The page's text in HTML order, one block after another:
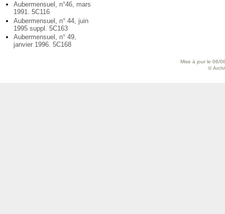
Aubermensuel, n°46, mars
1991. 5C116
Aubermensuel, n° 44, juin
1995 suppl. 5C163
Aubermensuel, n° 49,
janvier 1996. 5C168
Mise à jour le 06/
©